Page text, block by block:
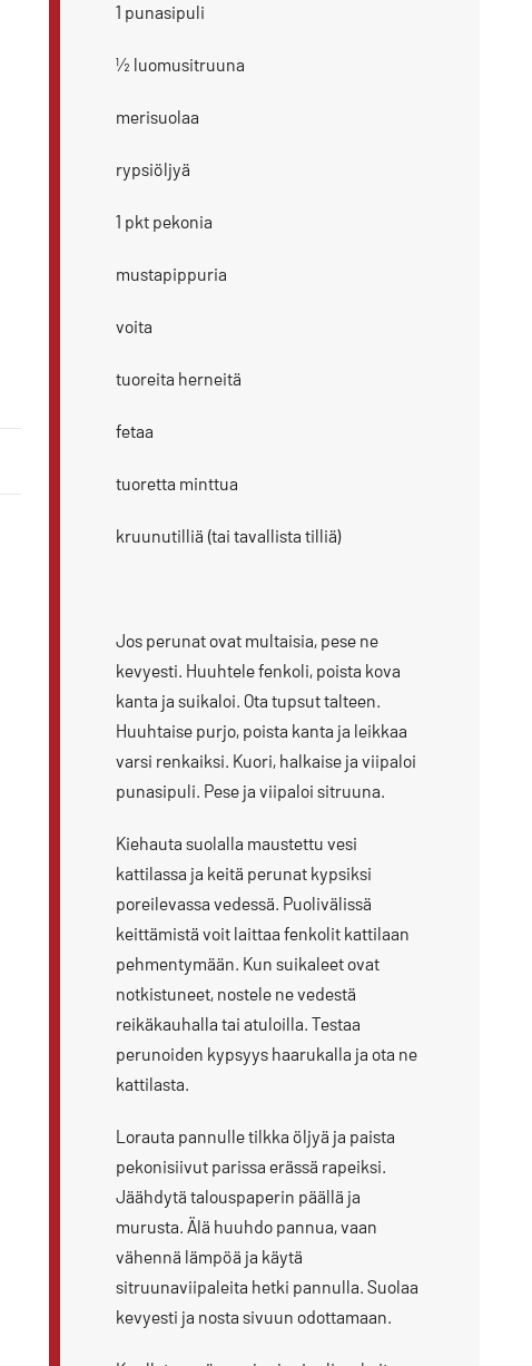
1 punasipuli
½ luomusitruuna
merisuolaa
rypsiöljyä
1 pkt pekonia
mustapippuria
voita
tuoreita herneitä
fetaa
tuoretta minttua
kruunutilliä (tai tavallista tilliä)
Jos perunat ovat multaisia, pese ne
kevyesti. Huuhtele fenkoli, poista kova
kanta ja suikaloi. Ota tupsut talteen.
Huuhtaise purjo, poista kanta ja leikkaa
varsi renkaiksi. Kuori, halkaise ja viipaloi
punasipuli. Pese ja viipaloi sitruuna.
Kiehauta suolalla maustettu vesi
kattilassa ja keitä perunat kypsiksi
poreilevassa vedessä. Puolivälissä
keittämistä voit laittaa fenkolit kattilaan
pehmentymään. Kun suikaleet ovat
notkistuneet, nostele ne vedestä
reikäkauhalla tai atuloilla. Testaa
perunoiden kypsyys haarukalla ja ota ne
kattilasta.
Lorauta pannulle tilkka öljyä ja paista
pekonisiivut parissa erässä rapeiksi.
Jäähdytä talouspaperin päällä ja
murusta. Älä huuhdo pannua, vaan
vähennä lämpöä ja käytä
sitruunaviipaleita hetki pannulla. Suolaa
kevyesti ja nosta sivuun odottamaan.